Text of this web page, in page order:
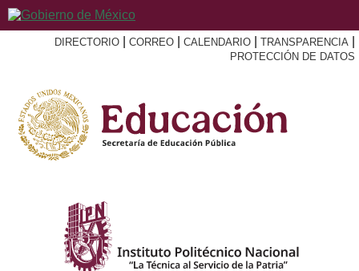
DIRECTORIO CORREO CALENDARIO TRANSPARENCIA
PROTECCIÓN DE DATOS